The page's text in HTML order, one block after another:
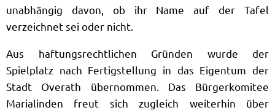
unabhängig davon, ob ihr Name auf der Tafel
verzeichnet sei oder nicht.
Aus haftungsrechtlichen Gründen wurde der
Spielplatz nach Fertigstellung in das Eigentum der
Stadt Overath übernommen. Das Bürgerkomitee
Marialinden freut sich zugleich weiterhin über